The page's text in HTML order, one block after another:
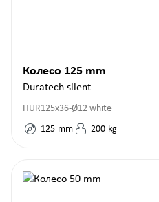
Колесо 125 mm
Duratech silent
HUR125x36-Ø12 white
125 mm 200 kg